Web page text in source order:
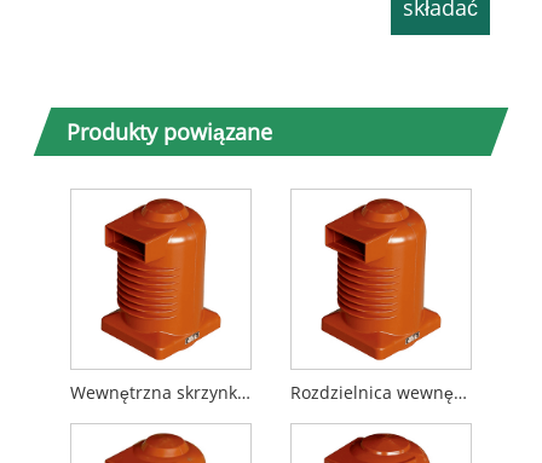
Produkty powiązane
Wewnętrzna skrzynka stykowa z żywicy epoksydowej 24kV-225 Rozdzielnica wewnętrzna 24kV-225 Skrzynka stykowa z żywicy epoksydowej